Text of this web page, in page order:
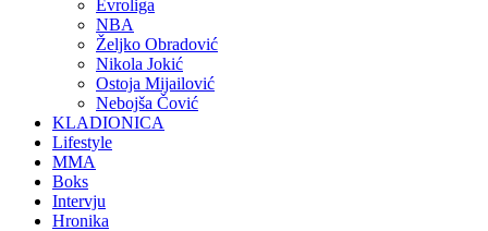
Evroliga
NBA
Željko Obradović
Nikola Jokić
Ostoja Mijailović
Nebojša Čović
KLADIONICA
Lifestyle
MMA
Boks
Intervju
Hronika